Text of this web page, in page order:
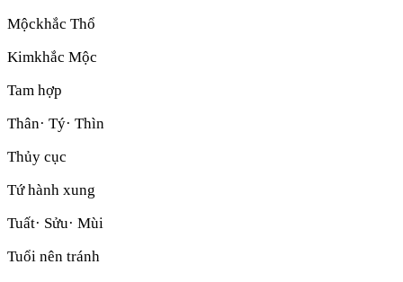
Mộckhắc Thổ
Kimkhắc Mộc
Tam hợp
Thân· Tý· Thìn
Thủy cục
Tứ hành xung
Tuất· Sửu· Mùi
Tuổi nên tránh